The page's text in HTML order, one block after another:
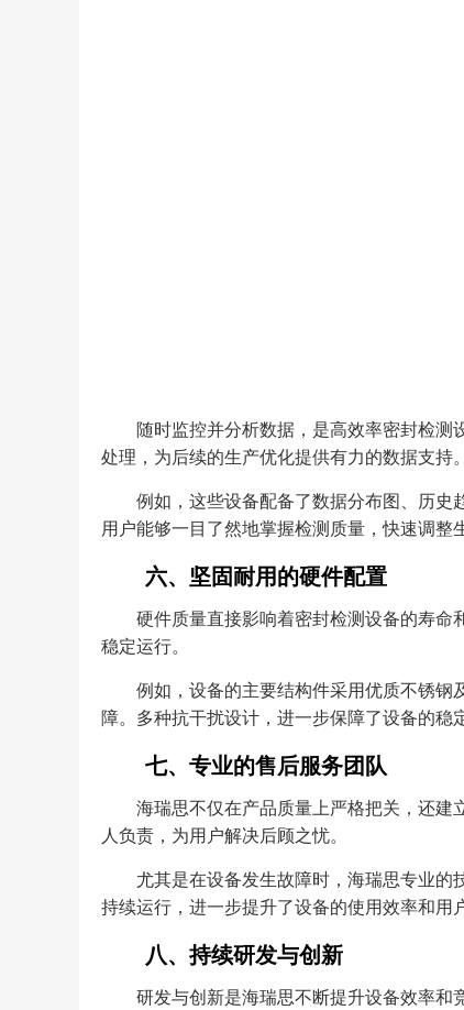
随时监控并分析数据，是高效率密封检
处理，为后续的生产优化提供有力的数据支持。
例如，这些设备配备了数据分布图、历
用户能够一目了然地掌握检测质量，快速调整
六、坚固耐用的硬件配置
硬件质量直接影响着密封检测设备的寿
稳定运行。
例如，设备的主要结构件采用优质不锈
障。多种抗干扰设计，进一步保障了设备的稳
七、专业的售后服务团队
海瑞思不仅在产品质量上严格把关，还
人负责，为用户解决后顾之忧。
尤其是在设备发生故障时，海瑞思专业
持续运行，进一步提升了设备的使用效率和用
八、持续研发与创新
研发与创新是海瑞思不断提升设备效率